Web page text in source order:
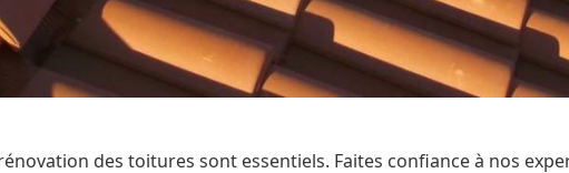
des toitures sont essentiels. Faites confiance à nos